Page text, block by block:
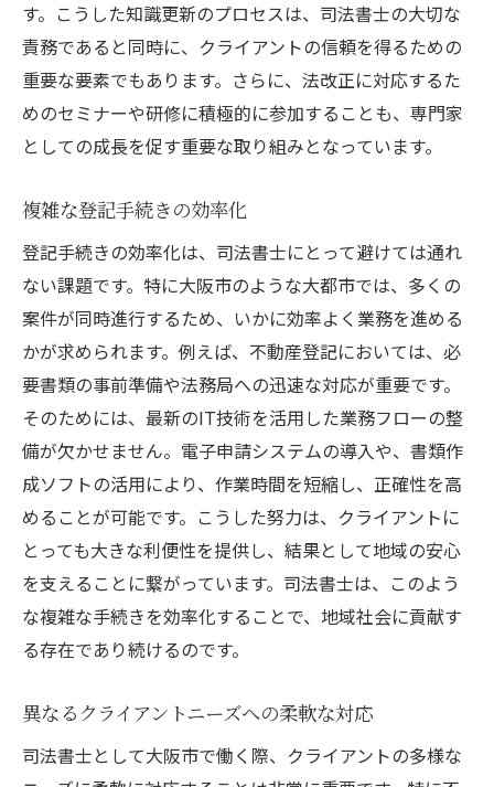
す。こうした知識更新のプロセスは、司法書士の大切な
責務であると同時に、クライアントの信頼を得るための
重要な要素でもあります。さらに、法改正に対応するた
めのセミナーや研修に積極的に参加することも、専門家
としての成長を促す重要な取り組みとなっています。
複雑な登記手続きの効率化
登記手続きの効率化は、司法書士にとって避けては通れ
ない課題です。特に大阪市のような大都市では、多くの
案件が同時進行するため、いかに効率よく業務を進める
かが求められます。例えば、不動産登記においては、必
要書類の事前準備や法務局への迅速な対応が重要です。
そのためには、最新のIT技術を活用した業務フローの整
備が欠かせません。電子申請システムの導入や、書類作
成ソフトの活用により、作業時間を短縮し、正確性を高
めることが可能です。こうした努力は、クライアントに
とっても大きな利便性を提供し、結果として地域の安心
を支えることに繋がっています。司法書士は、このよう
な複雑な手続きを効率化することで、地域社会に貢献す
る存在であり続けるのです。
異なるクライアントニーズへの柔軟な対応
司法書士として大阪市で働く際、クライアントの多様な